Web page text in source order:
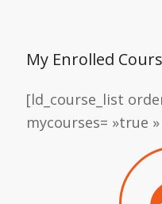
My Enrolled
[ld_course_list
mycourses= »true